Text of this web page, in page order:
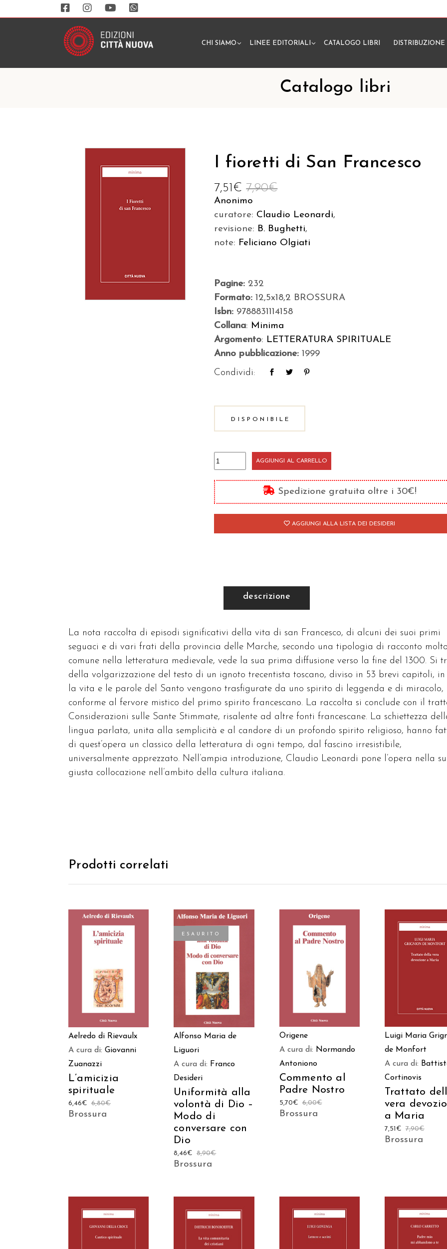
CHI SIAMO LINEE EDITORIALI CATALOGO LIBRI DISTRIBUZIONE
Catalogo libri
I fioretti di San Francesco
7,90€
7,51€
Anonimo
curatore: Claudio Leonardi,
revisione: B. Bughetti,
note: Feliciano Olgiati
Pagine: 232
Formato:12,5x18,2 BROSSURA
Isbn: 9788831114158
Collana: Minima
Argomento: LETTERATURA SPIRITUALE
Anno pubblicazione:1999
Condividi:
DISPONIBILE
I
fioretti
di
San
Francesco
AGGIUNGI AL CARRELLO
Spedizione gratuita oltre i 30€!
AGGIUNGI ALLA LISTA DEI DESIDERI
descrizione
La nota raccolta di episodi significativi della vita di san Francesco, di alcuni dei suoi primi
seguaci e di vari frati della provincia delle Marche, secondo una tipologia di racconto
comune nella letteratura medievale, vede la sua prima diffusione verso la fine del 1300. Si
della volgarizzazione del testo di un ignoto trecentista toscano, diviso in 53 brevi capitoli, in
la vita e le parole del Santo vengono trasfigurate da uno spirito di leggenda e di miracolo,
conforme al fervore mistico del primo spirito francescano. La raccolta si conclude con il
Considerazioni sulle Sante Stimmate, risalente ad altre fonti francescane. La schiettezza
lingua parlata, unita alla semplicità e al candore di un profondo spirito religioso, hanno
di quest’opera un classico della letteratura di ogni tempo, dal fascino irresistibile,
universalmente apprezzato. Nell’ampia introduzione, Claudio Leonardi pone l’opera nella
giusta collocazione nell’ambito della cultura italiana.
Prodotti correlati
CARRELLO
Aelredo di Rievaulx
A cura di: Giovanni
Zuanazzi
L’amicizia
spirituale
6,80€
6,46€
Brossura
ESAURITO
Alfonso Maria de
Liguori
A cura di: Franco
Desideri
Uniformità alla
volontà di Dio –
Modo di
conversare con
Dio
8,90€
8,46€
Brossura
CARRELLO
Origene
A cura di: Normando
Antoniono
Commento al
Padre Nostro
6,00€
5,70€
Brossura
AGGIUNGI AL
Luigi Maria
de Monfort
A cura di:
Cortinovis
Trattato
vera
a Maria
7,90€
7,51 €
Brossura